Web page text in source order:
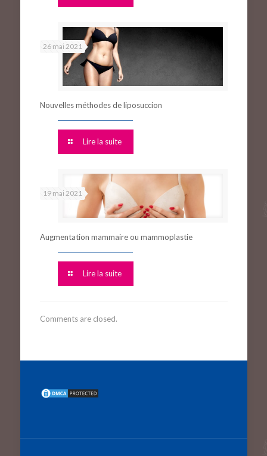
26 mai 2021
Nouvelles méthodes de liposuccion
Lire la suite
19 mai 2021
Augmentation mammaire ou mammoplastie
Lire la suite
Comments are closed.